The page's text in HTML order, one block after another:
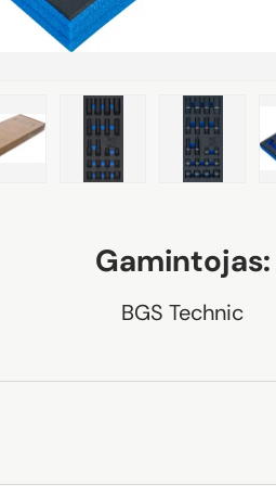
Gamintojas:
BGS Technic